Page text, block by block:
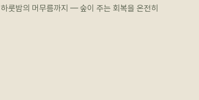
룻밤의 머무름까지 — 숲이 주는 회복을 온전히